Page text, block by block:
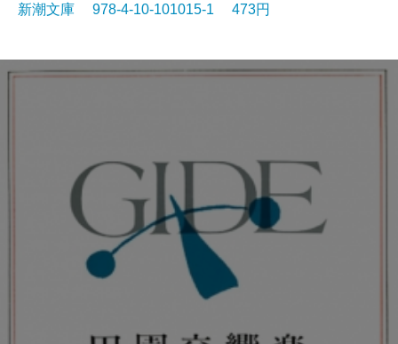
新潮文庫 978-4-10-101015-1 473円